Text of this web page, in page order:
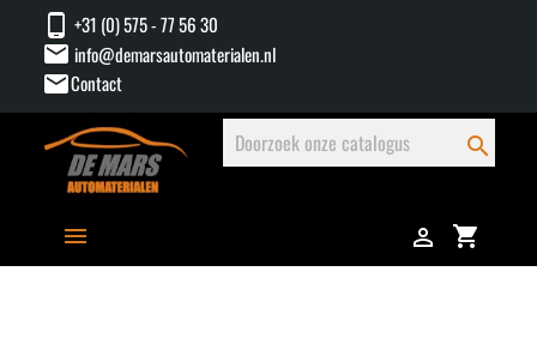
phone_android +31 (0) 575 - 77 56 30
mail info@demarsautomaterialen.nl
mailContact
search
 shopping_cart
